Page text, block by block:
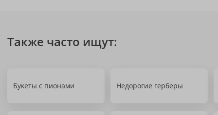
Также часто ищут:
Букеты с пионами Недорогие герберы